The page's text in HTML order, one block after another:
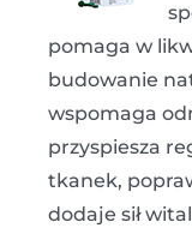
pomaga w
budowanie
wspomaga
przyspiesza
tkanek,
dodaje sił